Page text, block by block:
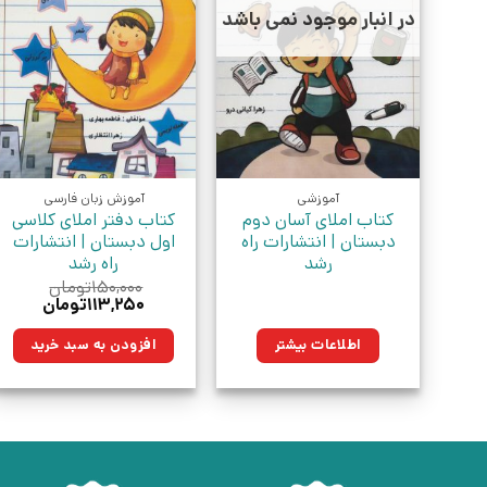
در انبار موجود نمی باشد
آموزشی
کتاب املای آسان دوم
دبستان | انتشارات راه
رشد
اطلاعات بیشتر
آموزش زبان فارسی
کتاب دفتر املای کلاسی
اول دبستان | انتشارات
راه رشد
۱۵۰,۰۰۰تومان
قیمت
۱۵۰,۰۰۰تومان
بود.
۱۱۳,۲۵۰تومانقیمت
افزودن به سبد خرید